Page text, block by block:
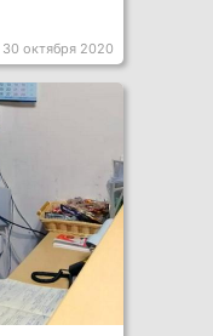
30 октября 2020